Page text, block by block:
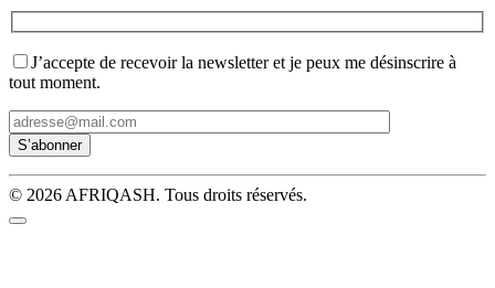
J’accepte de recevoir la newsletter et je peux me désinscrire à
tout moment.
© 2026 AFRIQASH. Tous droits réservés.